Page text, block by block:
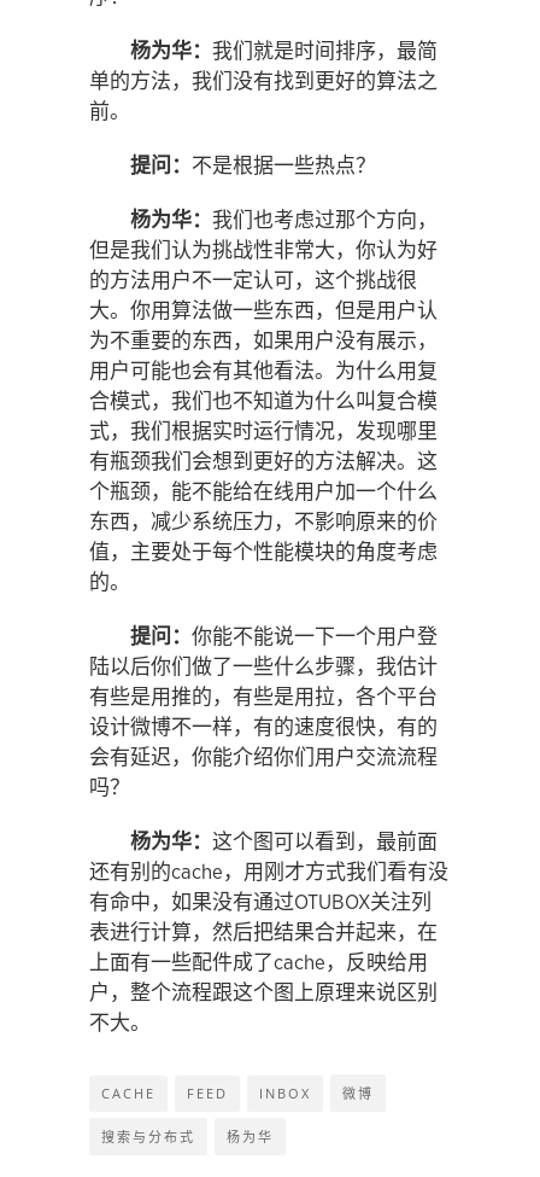
杨为华： 我们就是时间排序，最简
单的方法，我们没有找到更好的算法之
前。
提问： 不是根据一些热点？
杨为华： 我们也考虑过那个方向，
但是我们认为挑战性非常大，你认为好
的方法用户不一定认可，这个挑战很
大。你用算法做一些东西，但是用户认
为不重要的东西，如果用户没有展示，
用户可能也会有其他看法。为什么用复
合模式，我们也不知道为什么叫复合模
式，我们根据实时运行情况，发现哪里
有瓶颈我们会想到更好的方法解决。这
个瓶颈，能不能给在线用户加一个什么
东西，减少系统压力，不影响原来的价
值，主要处于每个性能模块的角度考虑
的。
提问： 你能不能说一下一个用户登
陆以后你们做了一些什么步骤，我估计
有些是用推的，有些是用拉，各个平台
设计微博不一样，有的速度很快，有的
会有延迟，你能介绍你们用户交流流程
吗？
杨为华： 这个图可以看到，最前面
还有别的cache，用刚才方式我们看有没
有命中，如果没有通过OTUBOX关注列
表进行计算，然后把结果合并起来，在
上面有一些配件成了cache，反映给用
户，整个流程跟这个图上原理来说区别
不大。
CACHE FEED INBOX 微博
搜索与分布式 杨为华